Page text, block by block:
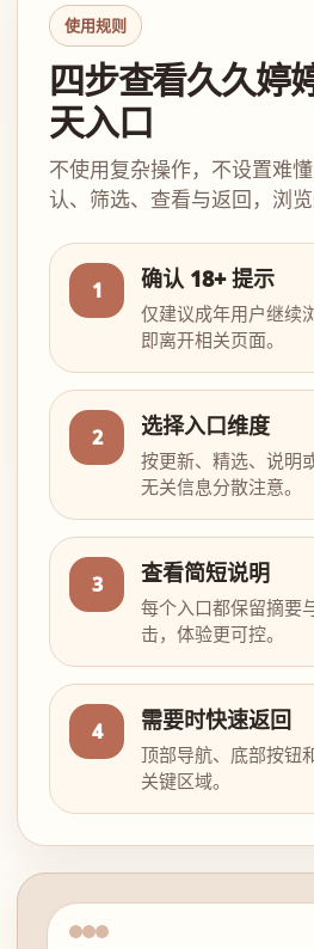
使用规则
四步查看久久婷
天入口
不使用复杂操作，不设置难
认、筛选、查看与返回，浏览
1 确认 18+ 提示
仅建议成年用户继续
即离开相关页面。
2 选择入口维度
按更新、精选、说明
无关信息分散注意。
3 查看简短说明
每个入口都保留摘要
击，体验更可控。
4 需要时快速返回
顶部导航、底部按钮
关键区域。